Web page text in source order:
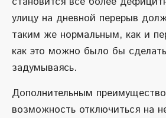
улицу на дневной перерыв
таким же нормальным, как и
как это можно было бы
задумываясь.
Дополнительным
возможность отключиться на